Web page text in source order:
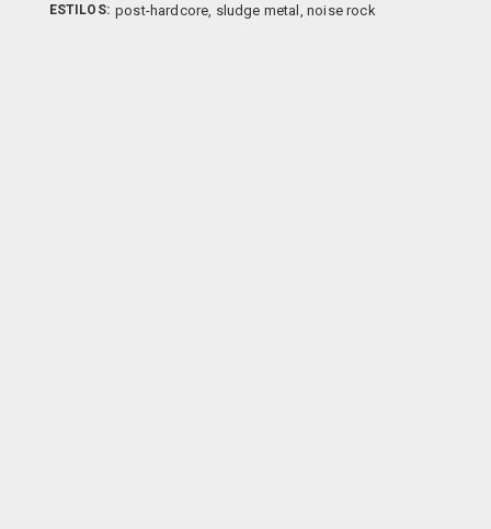
ESTILOS: post-hardcore, sludge metal, noise rock